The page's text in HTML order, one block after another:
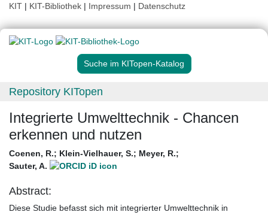
KIT | KIT-Bibliothek | Impressum | Datenschutz
Suche im KITopen-Katalog
Repository KITopen
Integrierte Umwelttechnik - Chancen
erkennen und nutzen
Coenen, R.; Klein-Vielhauer, S.; Meyer, R.;
Sauter, A.
Abstract:
Diese Studie befasst sich mit integrierter Umwelttechnik in